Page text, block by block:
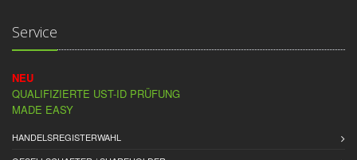
Service
NEU
QUALIFIZIERTE UST-ID PRÜFUNG
MADE EASY
HANDELSREGISTERWAHL